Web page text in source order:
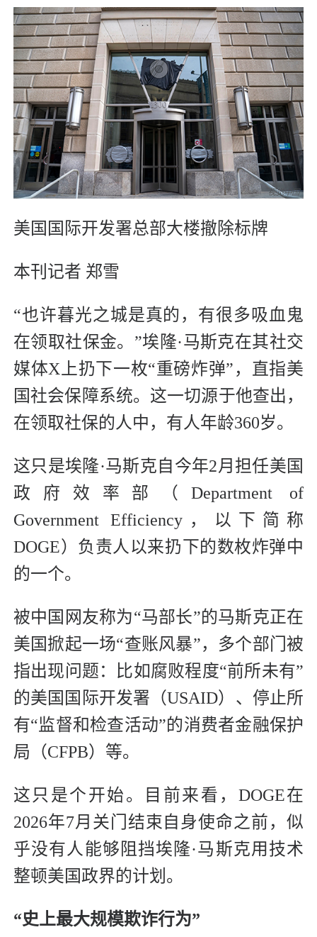
美国国际开发署总部大楼撤除标牌
本刊记者 郑雪
“也许暮光之城是真的，有很多吸血鬼
在领取社保金。”埃隆·马斯克在其社交
媒体X上扔下一枚“重磅炸弹”，直指美
国社会保障系统。这一切源于他查出，
在领取社保的人中，有人年龄360岁。
这只是埃隆·马斯克自今年2月担任美国
政府效率部（Department of
Government Efficiency，以下简称
DOGE）负责人以来扔下的数枚炸弹中
的一个。
被中国网友称为“马部长”的马斯克正在
美国掀起一场“查账风暴”，多个部门被
指出现问题：比如腐败程度“前所未有”
的美国国际开发署（USAID）、停止所
有“监督和检查活动”的消费者金融保护
局（CFPB）等。
这只是个开始。目前来看，DOGE在
2026年7月关门结束自身使命之前，似
乎没有人能够阻挡埃隆·马斯克用技术
整顿美国政界的计划。
“史上最大规模欺诈行为”